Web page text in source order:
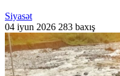
Siyasət
04 iyun 2026 283 baxış